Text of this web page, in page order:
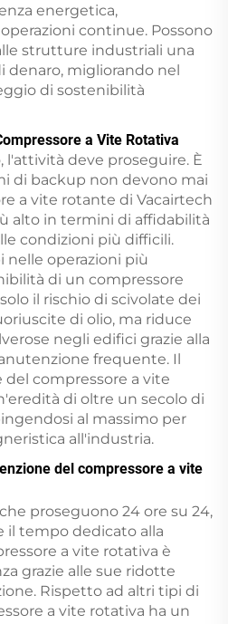
energetica,
continue. Possono
strutture industriali una
migliorando nel
di sostenibilità
a Vite Rotativa
l'attività deve proseguire. È
di backup non devono mai
a vite rotante di Vacairtech
alto in termini di affidabilità
condizioni più difficili.
nelle operazioni più
di un compressore
il rischio di scivolate dei
di olio, ma riduce
negli edifici grazie alla
frequente. Il
compressore a vite
di oltre un secolo di
al massimo per
all'industria.
del compressore a vite
proseguono 24 ore su 24,
il tempo dedicato alla
a vite rotativa è
grazie alle sue ridotte
Rispetto ad altri tipi di
a vite rotativa ha un